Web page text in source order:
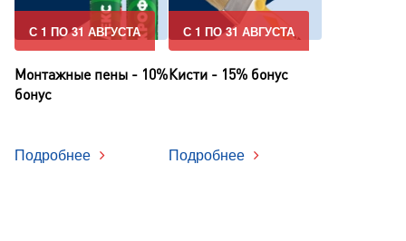
С 1 ПО 31 АВГУСТА
Монтажные пены - 10%
бонус
Подробнее
С 1 ПО 31 АВГУСТА
Кисти - 15% бонус
Подробнее